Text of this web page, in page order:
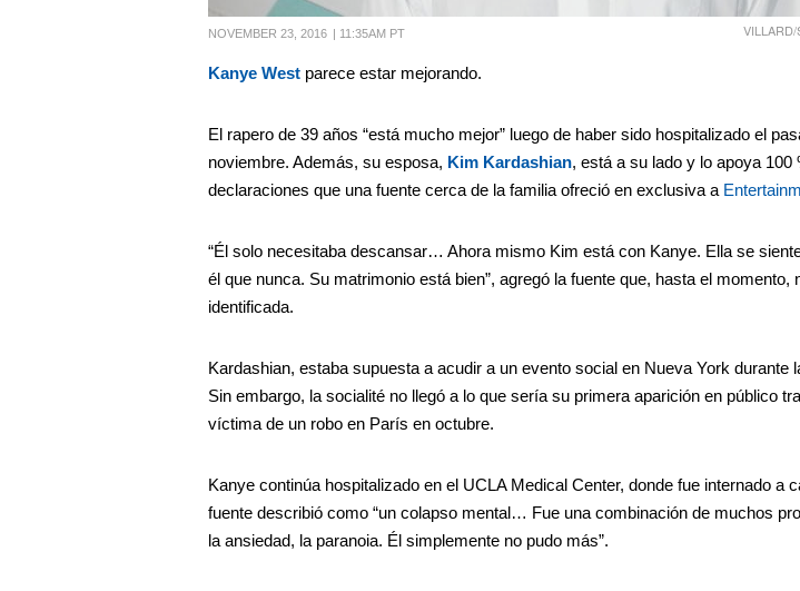
NOVEMBER 23, 2016 | 11:35AM PT
Kanye West parece estar mejorando.
El rapero de 39 años “está mucho mejor” luego de haber sido hospitalizado el
noviembre. Además, su esposa, Kim Kardashian, está a su lado y lo apoya 100
declaraciones que una fuente cerca de la familia ofreció en exclusiva a
“Él solo necesitaba descansar… Ahora mismo Kim está con Kanye. Ella se
él que nunca. Su matrimonio está bien”, agregó la fuente que, hasta el momento,
identificada.
Kardashian, estaba supuesta a acudir a un evento social en Nueva York durante
Sin embargo, la socialité no llegó a lo que sería su primera aparición en público
víctima de un robo en París en octubre.
Kanye continúa hospitalizado en el UCLA Medical Center, donde fue internado a
fuente describió como “un colapso mental… Fue una combinación de muchos
la ansiedad, la paranoia. Él simplemente no pudo más”.